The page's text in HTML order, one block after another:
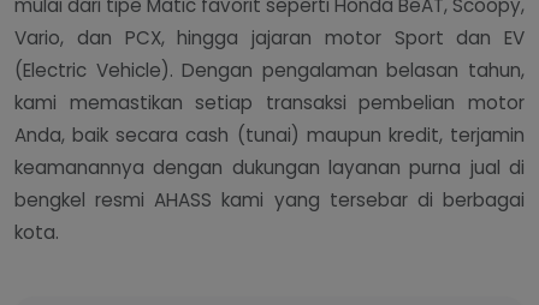
Vario, dan PCX, hingga jajaran motor Sport dan EV
(Electric Vehicle). Dengan pengalaman belasan tahun,
kami memastikan setiap transaksi pembelian motor
Anda, baik secara cash (tunai) maupun kredit, terjamin
keamanannya dengan dukungan layanan purna jual di
bengkel resmi AHASS kami yang tersebar di berbagai
kota.